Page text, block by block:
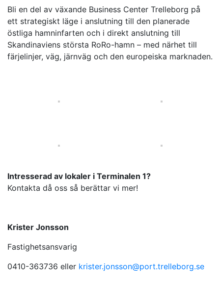
Bli en del av växande Business Center Trelleborg på
ett strategiskt läge i anslutning till den planerade
östliga hamninfarten och i direkt anslutning till
Skandinaviens största RoRo-hamn – med närhet till
färjelinjer, väg, järnväg och den europeiska marknaden.
Intresserad av lokaler i Terminalen 1?
Kontakta då oss så berättar vi mer!
Krister Jonsson
Fastighetsansvarig
0410-363736 eller krister.jonsson@port.trelleborg.se